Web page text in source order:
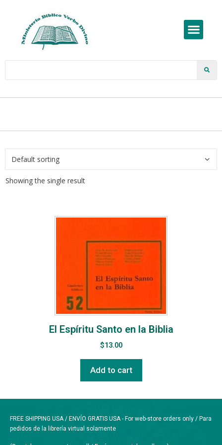
Showing the single result
El Espíritu Santo en la Biblia
$13.00
Add to cart
FREE SHIPPING USA / ENVÍO GRATIS USA - For web-store orders only / Para
pedidos de la librería virtual solamente